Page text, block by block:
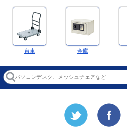
台車 金庫